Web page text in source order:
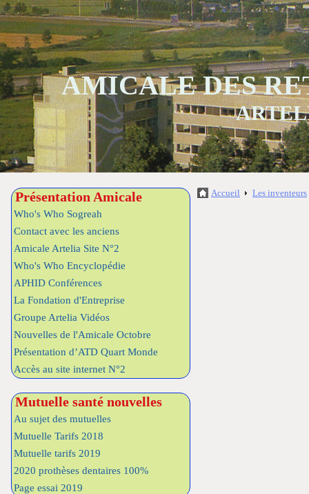
AMICALE DES
Présentation Amicale
Who's Who Sogreah
Contact avec les anciens
Amicale Artelia Site N°2
Who's Who Encyclopédie
APHID Conférences
La Fondation d'Entreprise
Groupe Artelia Vidéos
Nouvelles de l'Amicale Octobre
Présentation d’ATD Quart Monde
Accès au site internet N°2
Mutuelle santé nouvelles
Au sujet des mutuelles
Mutuelle Tarifs 2018
Mutuelle tarifs 2019
2020 prothèses dentaires 100%
Page essai 2019
Accueil Les inventeurs